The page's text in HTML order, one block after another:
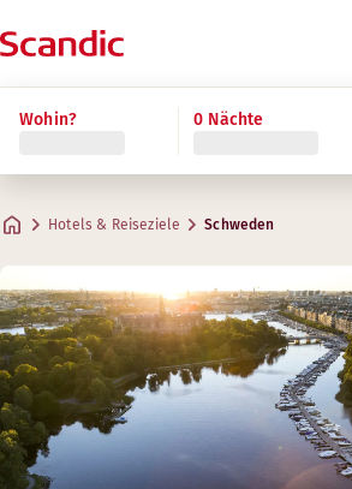
Wohin? 0 Nächte
Hotels & Reiseziele Schweden